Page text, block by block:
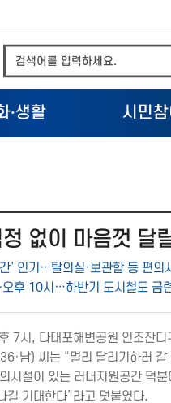
·생활 시민참
정 없이 마음껏 달
’ 인기…탈의실·보관함 등 편의
후 10시…하반기 도시철도 금
7시, 다대포해변공원 인조잔
남) 씨는 “멀리 달리기하러
시설이 있는 러너지원공간 덕
길 기대한다”라고 덧붙였다.